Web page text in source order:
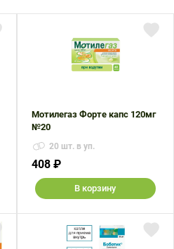
Мотилегаз Форте капс 120мг
№20
20 шт. в уп.
408 ₽
В корзину